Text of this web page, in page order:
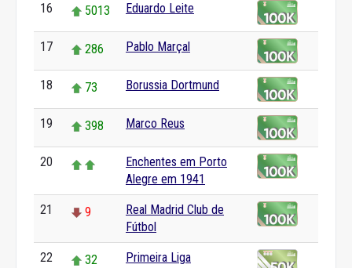
16 5013 Eduardo Leite
17 286 Pablo Marçal
18 73 Borussia Dortmund
19 398 Marco Reus
20
Enchentes em Porto
Alegre em 1941
21 9
Real Madrid Club de
Fútbol
22 32 Primeira Liga